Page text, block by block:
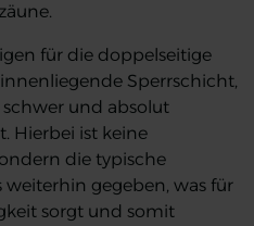
für die doppelseitige
Sperrschicht,
schwer und absolut
Hierbei ist keine
die typische
weiterhin gegeben, was für
sorgt und somit